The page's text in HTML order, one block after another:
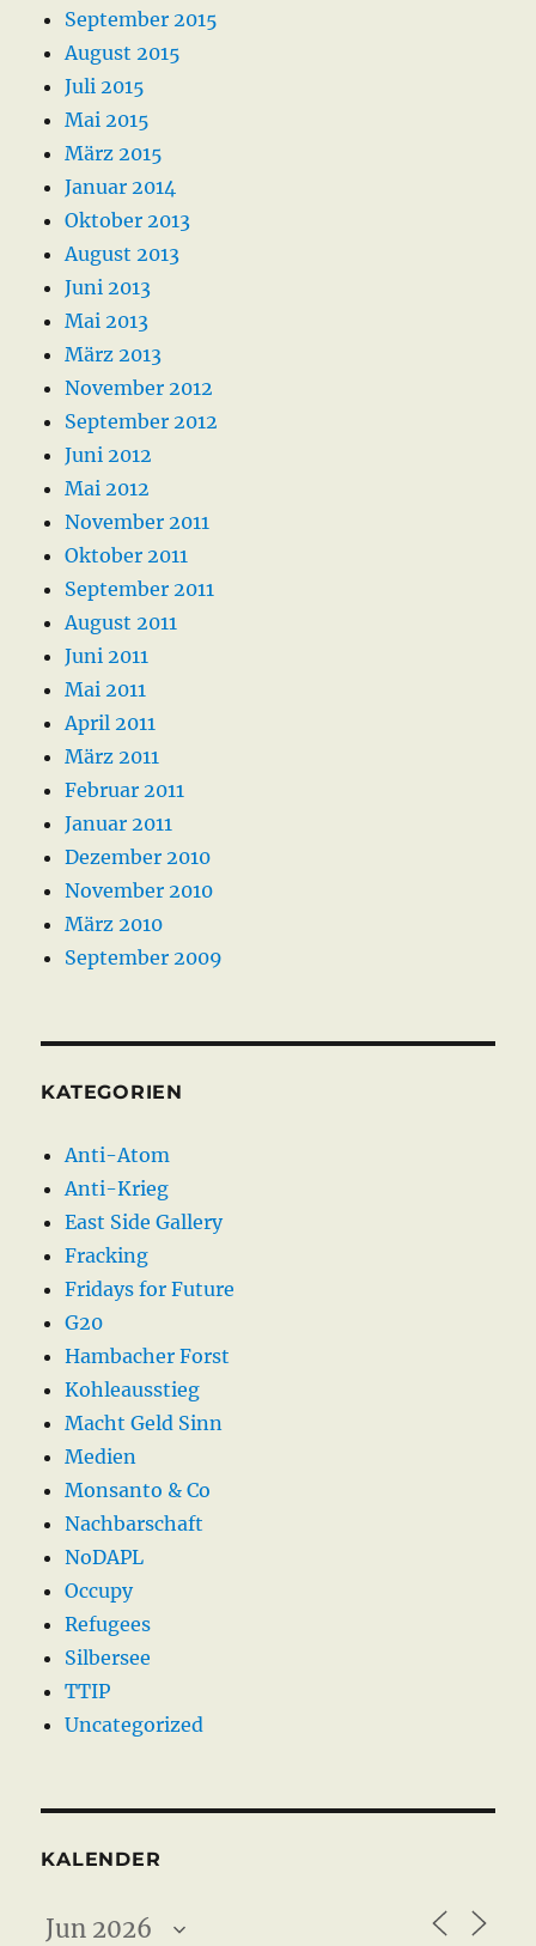
September 2015
August 2015
Juli 2015
Mai 2015
März 2015
Januar 2014
Oktober 2013
August 2013
Juni 2013
Mai 2013
März 2013
November 2012
September 2012
Juni 2012
Mai 2012
November 2011
Oktober 2011
September 2011
August 2011
Juni 2011
Mai 2011
April 2011
März 2011
Februar 2011
Januar 2011
Dezember 2010
November 2010
März 2010
September 2009
KATEGORIEN
Anti-Atom
Anti-Krieg
East Side Gallery
Fracking
Fridays for Future
G20
Hambacher Forst
Kohleausstieg
Macht Geld Sinn
Medien
Monsanto & Co
Nachbarschaft
NoDAPL
Occupy
Refugees
Silbersee
TTIP
Uncategorized
KALENDER